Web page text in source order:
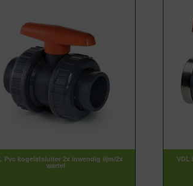
Pvc kogelafsluiter 2x inwendig lijm/2x
wartel
VDL